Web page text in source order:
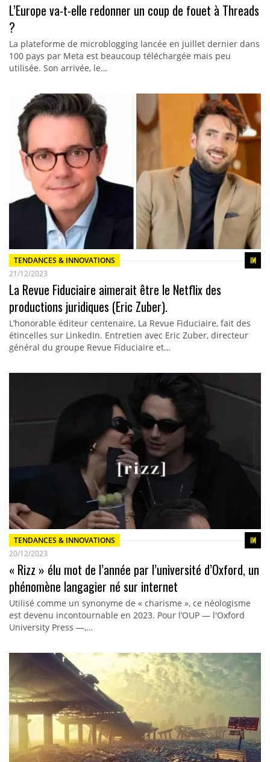
L’Europe va-t-elle redonner un coup de fouet à Threads
?
La plateforme de microblogging lancée en juillet dernier dans
100 pays par Meta est beaucoup téléchargée mais peu
utilisée. Son arrivée, le…
TENDANCES & INNOVATIONS
21/12/2023
La Revue Fiduciaire aimerait être le Netflix des
productions juridiques (Eric Zuber).
L’honorable éditeur centenaire, La Revue Fiduciaire, fait des
étincelles sur LinkedIn. Entretien avec Eric Zuber, directeur
général du groupe Revue Fiduciaire et…
TENDANCES & INNOVATIONS
20/12/2023
« Rizz » élu mot de l’année par l’université d’Oxford, un
phénomène langagier né sur internet
Utilisé comme un synonyme de « charisme », ce néologisme
est devenu incontournable en 2023. Pour l’OUP — l'Oxford
University Press —,…